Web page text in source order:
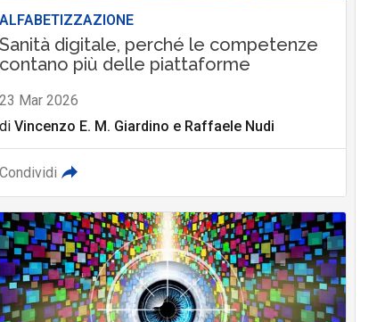
ALFABETIZZAZIONE
Sanità digitale, perché le competenze
contano più delle piattaforme
23 Mar 2026
di Vincenzo E. M. Giardino e Raffaele Nudi
Condividi